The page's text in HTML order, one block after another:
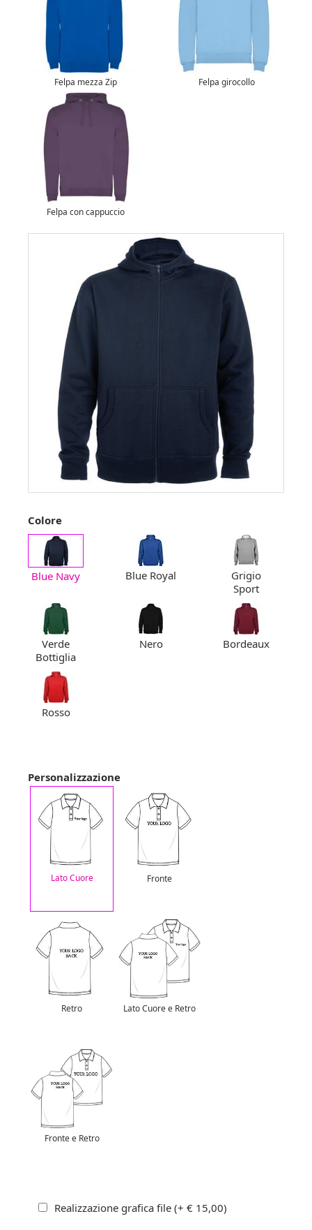
Felpa mezza Zip Felpa girocollo
Felpa con cappuccio
Colore
Blue Navy Blue Royal
Grigio
Sport
Verde
Bottiglia
Nero Bordeaux
Rosso
Personalizzazione
Lato Cuore Fronte
Retro Lato Cuore e Retro
Fronte e Retro
Realizzazione grafica file (+ € 15,00)